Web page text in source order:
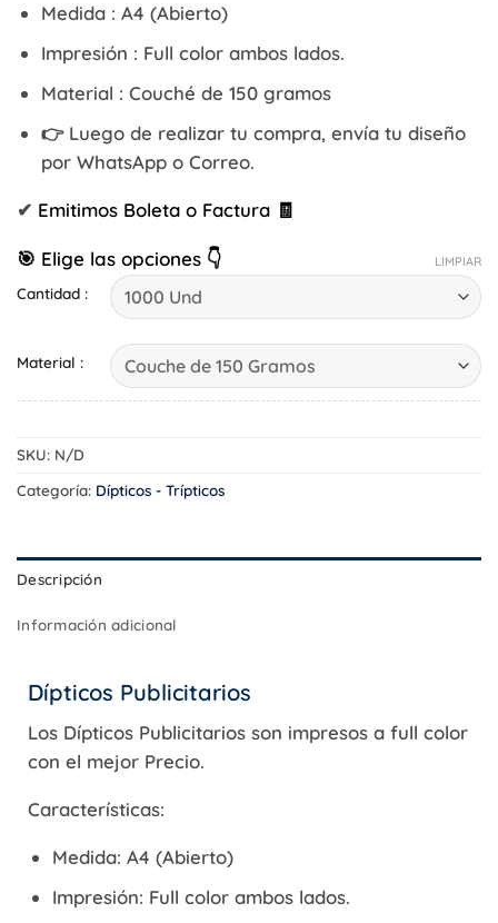
Medida : A4 (Abierto)
Impresión : Full color ambos lados.
Material : Couché de 150 gramos
👉 Luego de realizar tu compra, envía tu diseño
por WhatsApp o Correo.
✔ Emitimos Boleta o Factura 🧾
🎯 Elige las opciones 👇
Cantidad :
Material :
LIMPIAR
SKU: N/D
Categoría: Dípticos - Trípticos
Descripción
Información adicional
Dípticos Publicitarios
Los Dípticos Publicitarios son impresos a full color
con el mejor Precio.
Características:
Medida: A4 (Abierto)
Impresión: Full color ambos lados.